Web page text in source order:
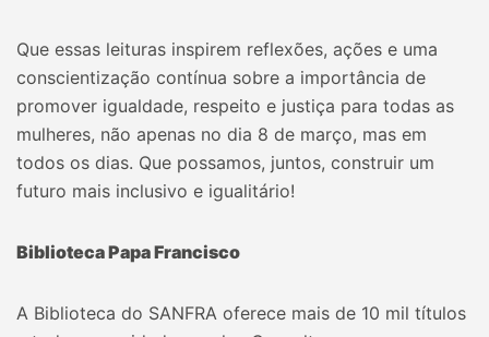
Que essas leituras inspirem reflexões, ações e uma
conscientização contínua sobre a importância de
promover igualdade, respeito e justiça para todas as
mulheres, não apenas no dia 8 de março, mas em
todos os dias. Que possamos, juntos, construir um
futuro mais inclusivo e igualitário!
Biblioteca Papa Francisco
A Biblioteca do SANFRA oferece mais de 10 mil títulos